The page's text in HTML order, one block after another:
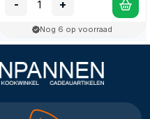
- +
Nog 6 op voorraad